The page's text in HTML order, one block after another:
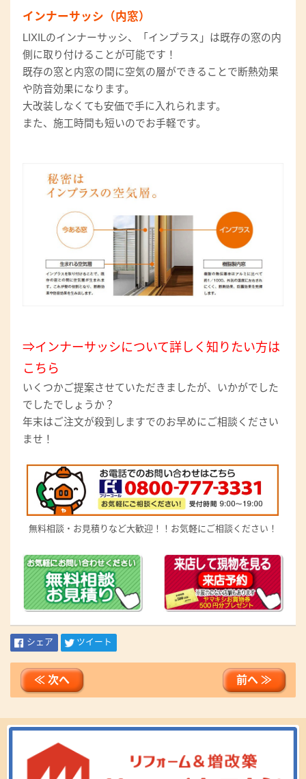
インナーサッシ（内窓）
LIXILのインナーサッシ、「インプラス」は既存の窓の内
側に取り付けることが可能です！
既存の窓と内窓の間に空気の層ができることで断熱効果
や防音効果になります。
大改装しなくても安価で手に入れられます。
また、施工時間も短いのでお手軽です。
⇒インナーサッシについて詳しく知りたい方は
こちら
いくつかご提案させていただきましたが、いかがでした
でしたでしょうか？
年末はご注文が殺到しますでのお早めにご相談ください
ませ！
無料相談・お見積りなど大歓迎！！お気軽にご相談ください！
シェア ツイート
≪ 次へ 前へ ≫